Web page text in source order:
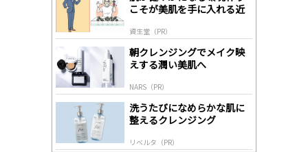
こそが美肌を手に入れる近
資生堂（PR）
朝クレンジングでメイク映
えする潤い美肌へ
NARS（PR）
洗うたびになめらかな肌に
整えるクレンジング
リベルタ（PR）